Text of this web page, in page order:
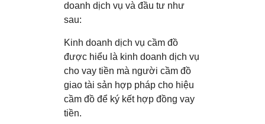
doanh dịch vụ và đầu tư như
sau:
Kinh doanh dịch vụ cầm đồ
được hiểu là kinh doanh dịch vụ
cho vay tiền mà người cầm đồ
giao tài sản hợp pháp cho hiệu
cầm đồ để ký kết hợp đồng vay
tiền.